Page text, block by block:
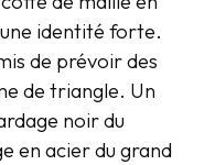
identité forte.
de prévoir des
de triangle. Un
noir du
en acier du grand